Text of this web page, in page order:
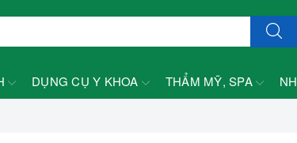
DỤNG CỤ Y KHOA THẨM MỸ, SPA